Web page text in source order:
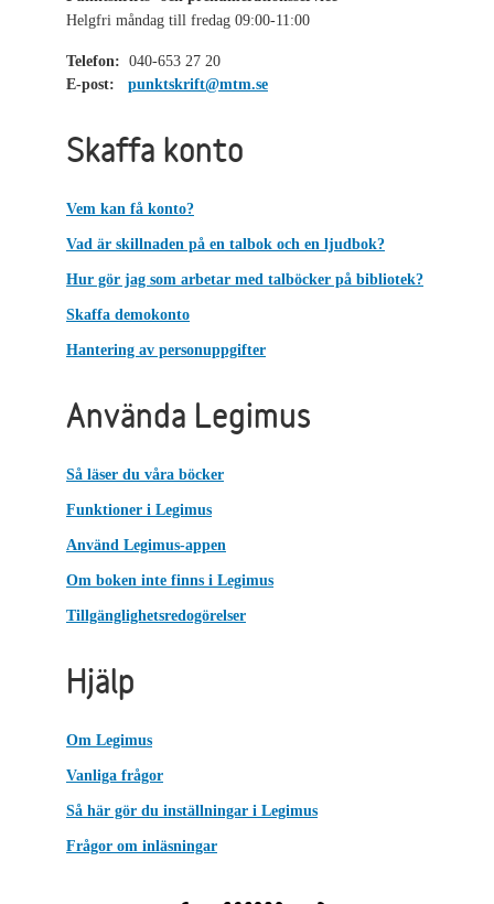
Helgfri måndag till fredag 09:00-11:00
Telefon: 040-653 27 20
E-post:
punktskrift@mtm.se
Skaffa konto
Vem kan få konto?
Vad är skillnaden på en talbok och en ljudbok?
Hur gör jag som arbetar med talböcker på bibliotek?
Skaffa demokonto
Hantering av personuppgifter
Använda Legimus
Så läser du våra böcker
Funktioner i Legimus
Använd Legimus-appen
Om boken inte finns i Legimus
Tillgänglighetsredogörelser
Hjälp
Om Legimus
Vanliga frågor
Så här gör du inställningar i Legimus
Frågor om inläsningar